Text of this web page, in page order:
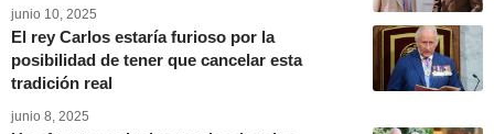
junio 10, 2025
El rey Carlos estaría furioso por la
posibilidad de tener que cancelar esta
tradición real
junio 8, 2025